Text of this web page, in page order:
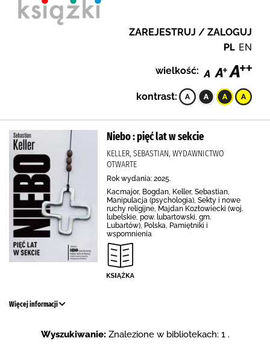
ZAREJESTRUJ / ZALOGUJ
PL EN
wielkość:
kontrast:
Niebo : pięć lat w sekcie
KELLER, SEBASTIAN, WYDAWNICTWO
OTWARTE
Rok wydania: 2025.
Kacmajor, Bogdan, Keller, Sebastian,
Manipulacja (psychologia), Sekty i nowe
ruchy religijne, Majdan Kozłowiecki (woj.
lubelskie, pow. lubartowski, gm.
Lubartów), Polska, Pamiętniki i
wspomnienia
Więcej informacji
Wyszukiwanie: Znalezione w bibliotekach: 1 .